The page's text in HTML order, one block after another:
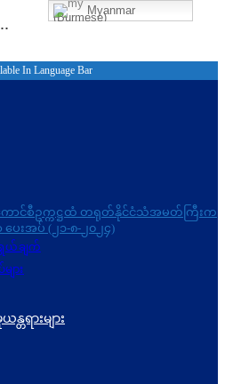
In Language Bar
ောင်စီဥက္ကဋ္ဌထံ တရုတ်နိုင်ငံသံအမတ်ကြီးက
းအပ် (၂၁-၈-၂၀၂၄)
ယ်ချက်
ား
န္တရားများ
Myanmar
(Burmese)